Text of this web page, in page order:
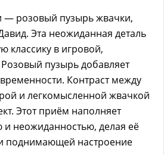
— розовый пузырь жвачки,
Эта неожиданная деталь
классику в игровой,
пузырь добавляет
Контраст между
и легкомысленной жвачкой
Этот приём наполняет
и неожиданностью, делая её
поднимающей настроение